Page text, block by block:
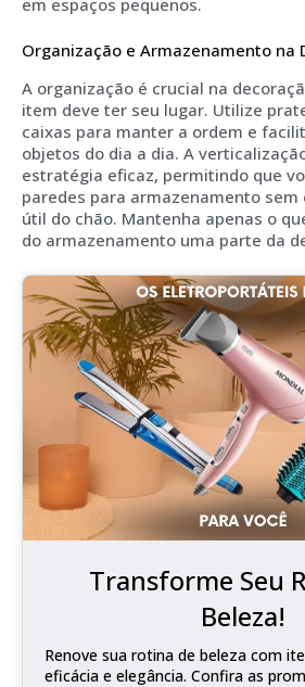
Organização e Armazenamento na
A organização é crucial na
item deve ter seu lugar. Utilize
caixas para manter a ordem e
objetos do dia a dia. A
estratégia eficaz, permitindo que
paredes para armazenamento
útil do chão. Mantenha apenas o
do armazenamento uma parte da
Transforme Seu
Beleza!
Renove sua rotina de beleza com
eficácia e elegância. Confira as